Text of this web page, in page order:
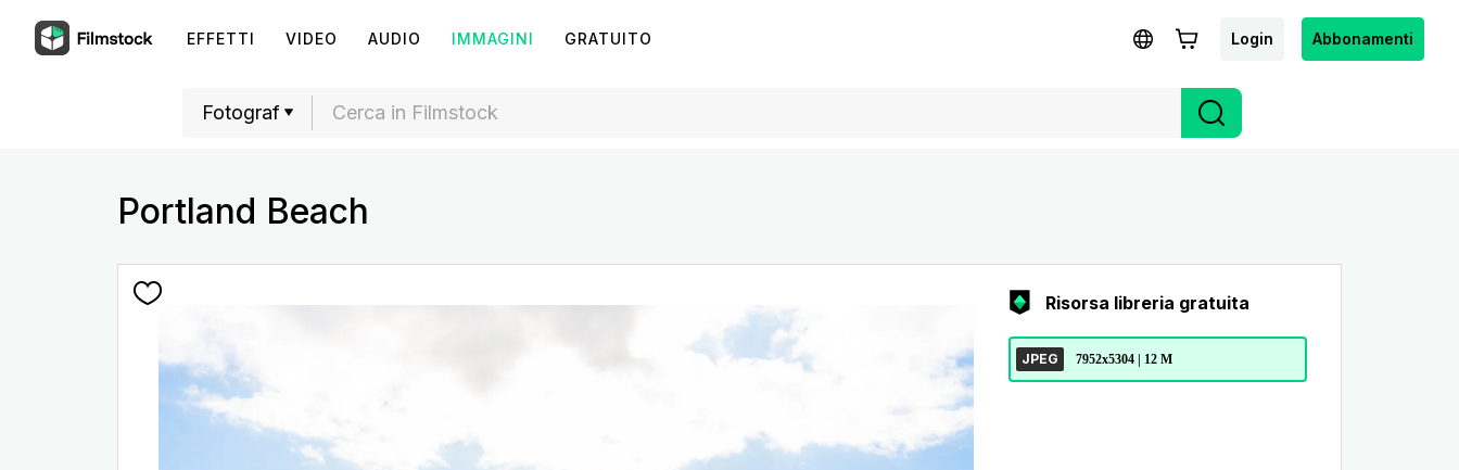
EFFETTI VIDEO AUDIO IMMAGINI GRATUITO Login Abbonamenti
Portland Beach
Risorsa libreria gratuita
JPEG 7952x5304 | 12 M